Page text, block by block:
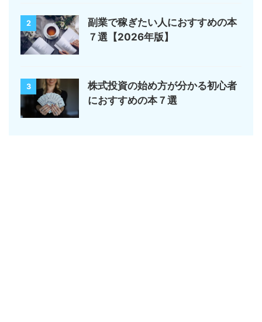
2
副業で稼ぎたい人におすすめの本
７選【2026年版】
3
株式投資の始め方が分かる初心者
におすすめの本７選